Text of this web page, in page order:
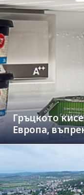
Гръцкото
Европа,